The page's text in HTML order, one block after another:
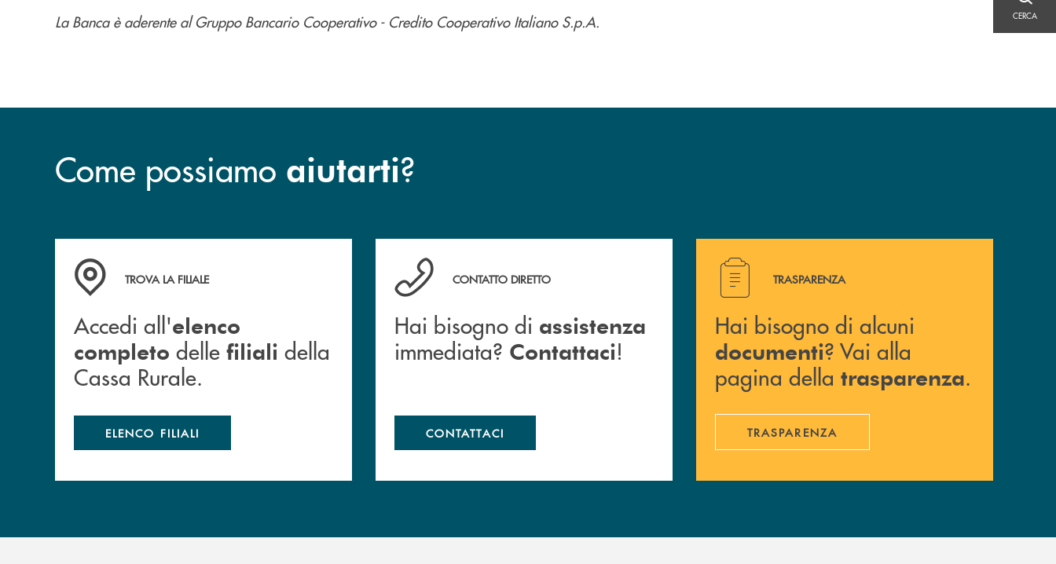
CERCA
La Banca è aderente al Gruppo Bancario Cooperativo - Credito Cooperativo Italiano S.p.A.
Come possiamo aiutarti?
Accedi all' elenco completo delle filiali della Cassa Rurale.
TROVA LA FILIALE
Accedi all'elenco
completo delle filiali della
Cassa Rurale.
ELENCO FILIALI
Hai bisogno di assistenza immediata? Contattaci !
CONTATTO DIRETTO
Hai bisogno di assistenza
immediata? Contattaci!
CONTATTACI
Hai bisogno di alcuni documenti ? Vai alla pagina della
TRASPARENZA
Hai bisogno di alcuni
documenti? Vai alla
pagina della trasparenza.
TRASPARENZA